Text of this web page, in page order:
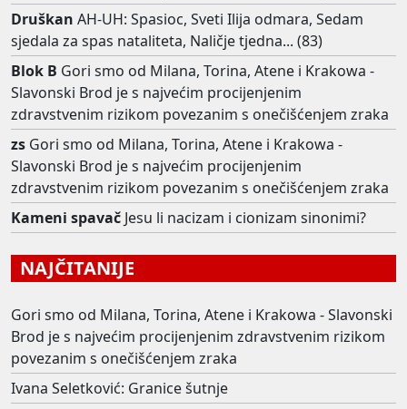
Druškan AH-UH: Spasioc, Sveti Ilija odmara, Sedam
sjedala za spas nataliteta, Naličje tjedna... (83)
Blok B Gori smo od Milana, Torina, Atene i Krakowa -
Slavonski Brod je s najvećim procijenjenim
zdravstvenim rizikom povezanim s onečišćenjem zraka
zs Gori smo od Milana, Torina, Atene i Krakowa -
Slavonski Brod je s najvećim procijenjenim
zdravstvenim rizikom povezanim s onečišćenjem zraka
Kameni spavač Jesu li nacizam i cionizam sinonimi?
NAJČITANIJE
Gori smo od Milana, Torina, Atene i Krakowa - Slavonski
Brod je s najvećim procijenjenim zdravstvenim rizikom
povezanim s onečišćenjem zraka
Ivana Seletković: Granice šutnje